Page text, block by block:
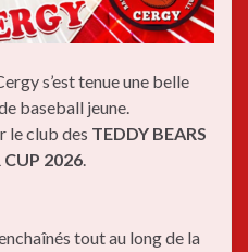
s’est tenue une belle
baseball jeune.
le club des TEDDY BEARS
2026.
tout au long de la